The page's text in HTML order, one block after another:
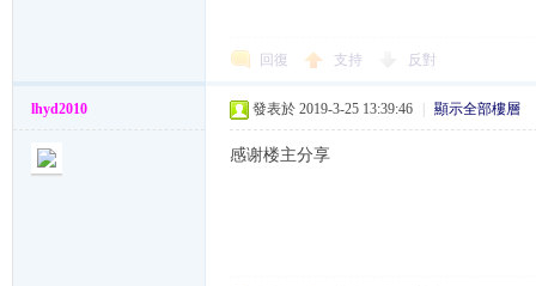
合
回復 支持 反對
lhyd2010 發表於 2019-3-25 13:39:46 顯示全部樓層
感谢楼主分享